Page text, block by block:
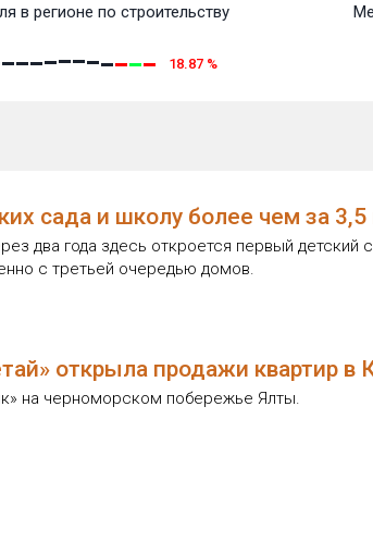
в регионе по строительству
18.87 %
сада и школу более чем за
два года здесь откроется первый детский
с третьей очередью домов.
открыла продажи квартир в
на черноморском побережье Ялты.